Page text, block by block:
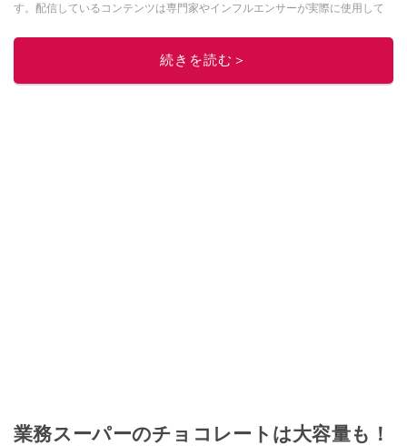
す。配信しているコンテンツは専門家やインフルエンサーが実際に使用して
ニュースでフォロー
続きを読む＞
業務スーパーのチョコレートは大容量も！